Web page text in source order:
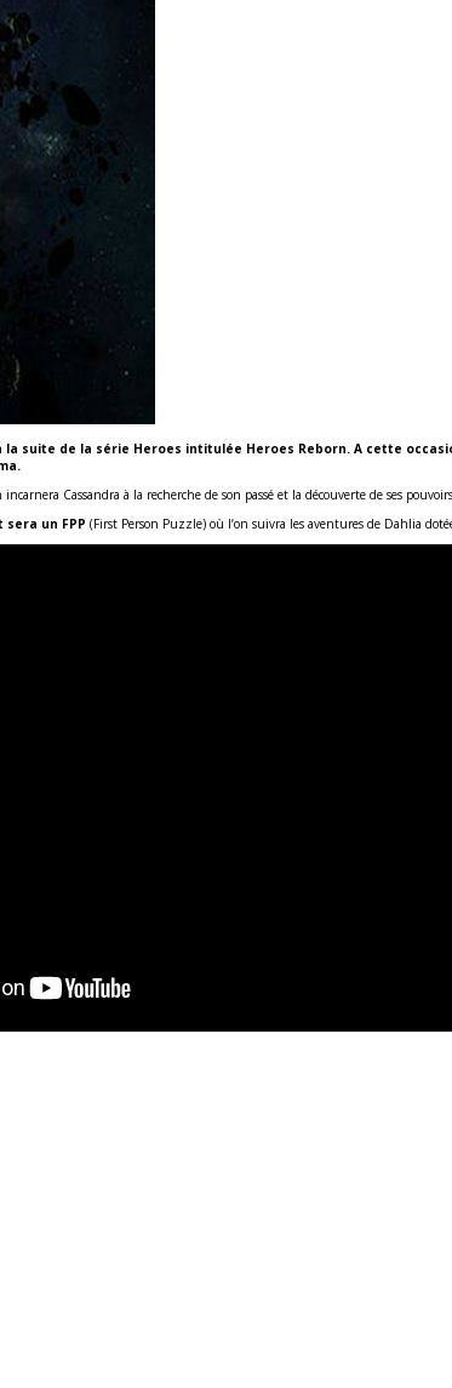
suite de la série Heroes intitulée Heroes Reborn. A cette
Cassandra à la recherche de son passé et la découverte de ses
un FPP (First Person Puzzle) où l’on suivra les aventures de Dahlia